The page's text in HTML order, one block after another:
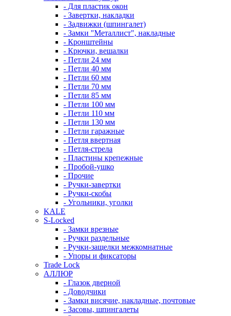
- Для пластик окон
- Завертки, накладки
- Задвижки (шпингалет)
- Замки "Металлист", накладные
- Кронштейны
- Крючки, вешалки
- Петли 24 мм
- Петли 40 мм
- Петли 60 мм
- Петли 70 мм
- Петли 85 мм
- Петли 100 мм
- Петли 110 мм
- Петли 130 мм
- Петли гаражные
- Петля ввертная
- Петля-стрела
- Пластины крепежные
- Пробой-ушко
- Прочие
- Ручки-завертки
- Ручки-скобы
- Угольники, уголки
KALE
S-Locked
- Замки врезные
- Ручки раздельные
- Ручки-защелки межкомнатные
- Упоры и фиксаторы
Trade Lock
АЛЛЮР
- Глазок дверной
- Доводчики
- Замки висячие, накладные, почтовые
- Засовы, шпингалеты